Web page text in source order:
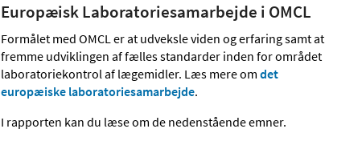
Europæisk Laboratoriesamarbejde i OMCL
Formålet med OMCL er at udveksle viden og erfaring samt at
fremme udviklingen af fælles standarder inden for området
laboratoriekontrol af lægemidler. Læs mere omdet
europæiske laboratoriesamarbejde.
I rapporten kan du læse om de nedenstående emner.